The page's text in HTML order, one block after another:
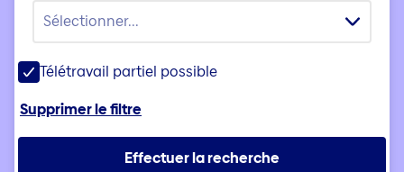
Sélectionner...
Télétravail partiel possible
Supprimer le filtre
Effectuer la recherche